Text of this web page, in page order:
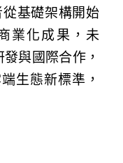
基礎架構開始
業化成果，未
與國際合作，
生態新標準，